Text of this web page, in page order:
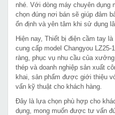
nhé. Với dòng máy chuyên dụng
chọn đúng nơi bán sẽ giúp đảm
ổn định và yên tâm khi sử dụng
Hiện nay, Thiết bị điện cầm tay
cung cấp model Changyou
ràng, phục vụ nhu cầu của
thép và doanh nghiệp sản xuất
khai, sản phẩm được giới thiệu
vấn kỹ thuật cho khách hàng.
Đây là lựa chọn phù hợp cho
dụng, mong muốn được tư vấn